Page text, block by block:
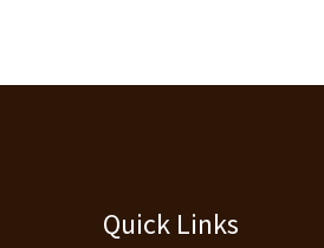
Quick Links